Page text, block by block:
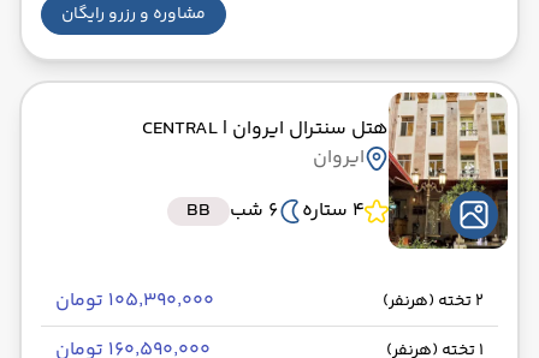
مشاوره و رزرو رایگان
هتل سنترال ایروان | CENTRAL
ایروان
4 ستاره
6 شب BB
2 تخته (هرنفر) ۱۰۵٬۳۹۰٬۰۰۰ تومان
1 تخته (هرنفر) ۱۶۰٬۵۹۰٬۰۰۰ تومان